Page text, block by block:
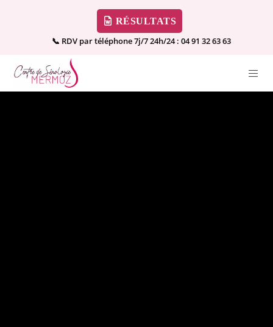
RÉSULTATS
📞 RDV par téléphone 7j/7 24h/24 : 04 91 32 63 63